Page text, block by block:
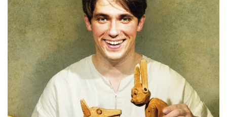
VEPSA MUINASJUTUD